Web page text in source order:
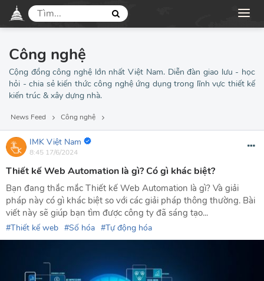
Công nghệ
Cộng đồng công nghệ lớn nhất Việt Nam. Diễn đàn giao lưu - học
hỏi - chia sẻ kiến thức công nghệ ứng dụng trong lĩnh vực thiết kế
kiến trúc & xây dựng nhà.
News Feed Công nghệ
IMK Việt Nam
8:45 17/6/2024
Thiết kế Web Automation là gì? Có gì khác biệt?
Bạn đang thắc mắc Thiết kế Web Automation là gì? Và giải
pháp này có gì khác biệt so với các giải pháp thông thường. Bài
viết này sẽ giúp bạn tìm được công ty đã sáng tạo...
Thiết kế web Số hóa Tự động hóa